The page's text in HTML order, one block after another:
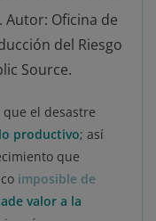
Autor: Oficina de
del Riesgo
Source.
el desastre
productivo; así
que
imposible de
valor a la